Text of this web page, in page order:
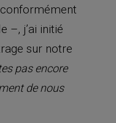
–, j’ai initié
sur notre
pas encore
de nous